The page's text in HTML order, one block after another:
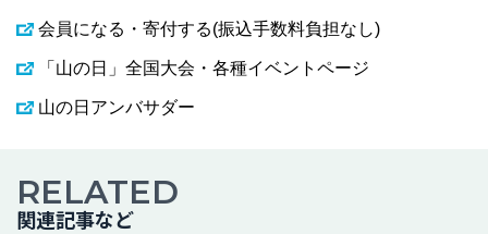
会員になる・寄付する(振込手数料負担なし)
「山の日」全国大会・各種イベントページ
山の日アンバサダー
RELATED
関連記事など